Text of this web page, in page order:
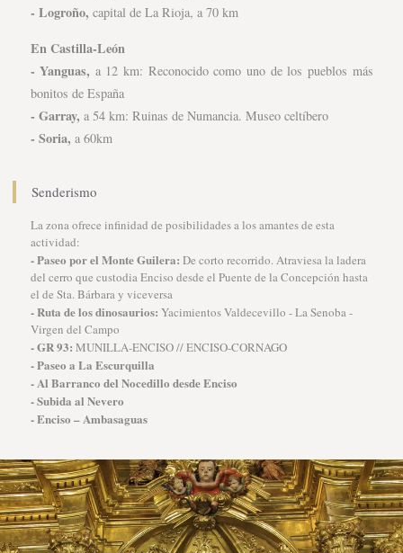
- Logroño, capital de La Rioja, a 70 km
En Castilla-León
- Yanguas, a 12 km: Reconocido como uno de los pueblos más
bonitos de España
- Garray, a 54 km: Ruinas de Numancia. Museo celtíbero
- Soria, a 60km
Senderismo
La zona ofrece infinidad de posibilidades a los amantes de esta
actividad:
- Paseo por el Monte Guilera: De corto recorrido. Atraviesa la ladera
del cerro que custodia Enciso desde el Puente de la Concepción hasta
el de Sta. Bárbara y viceversa
- Ruta de los dinosaurios: Yacimientos Valdecevillo - La Senoba -
Virgen del Campo
- GR 93: MUNILLA-ENCISO // ENCISO-CORNAGO
- Paseo a La Escurquilla
- Al Barranco del Nocedillo desde Enciso
- Subida al Nevero
- Enciso – Ambasaguas